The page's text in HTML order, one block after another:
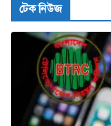
টেক নিউজ